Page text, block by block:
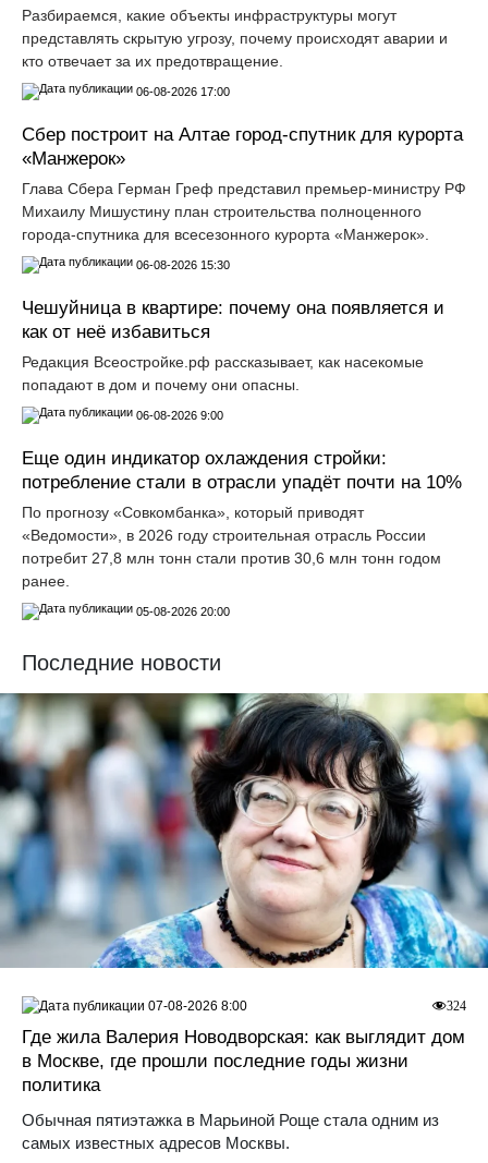
Разбираемся, какие объекты инфраструктуры могут
представлять скрытую угрозу, почему происходят аварии и
кто отвечает за их предотвращение.
06-08-2026 17:00
Сбер построит на Алтае город-спутник для курорта
«Манжерок»
Глава Сбера Герман Греф представил премьер-министру РФ
Михаилу Мишустину план строительства полноценного
города-спутника для всесезонного курорта «Манжерок».
06-08-2026 15:30
Чешуйница в квартире: почему она появляется и
как от неё избавиться
Редакция Всеостройке.рф рассказывает, как насекомые
попадают в дом и почему они опасны.
06-08-2026 9:00
Еще один индикатор охлаждения стройки:
потребление стали в отрасли упадёт почти на 10%
По прогнозу «Совкомбанка», который приводят
«Ведомости», в 2026 году строительная отрасль России
потребит 27,8 млн тонн стали против 30,6 млн тонн годом
ранее.
05-08-2026 20:00
Последние новости
Где жила Валерия Новодворская: как выглядит дом
в Москве, где прошли последние годы жизни
политика
Обычная пятиэтажка в Марьиной Роще стала одним из
самых известных адресов Москвы.
324
07-08-2026 8:00